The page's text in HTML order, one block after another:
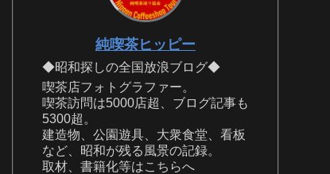
純喫茶ヒッピー
◆昭和探しの全国放浪ブログ◆
喫茶店フォトグラファー。
喫茶訪問は5000店超、ブログ記事も
5300超。
建造物、公園遊具、大衆食堂、看板
など、昭和が残る風景の記録。
取材、書籍化等はこちらへ